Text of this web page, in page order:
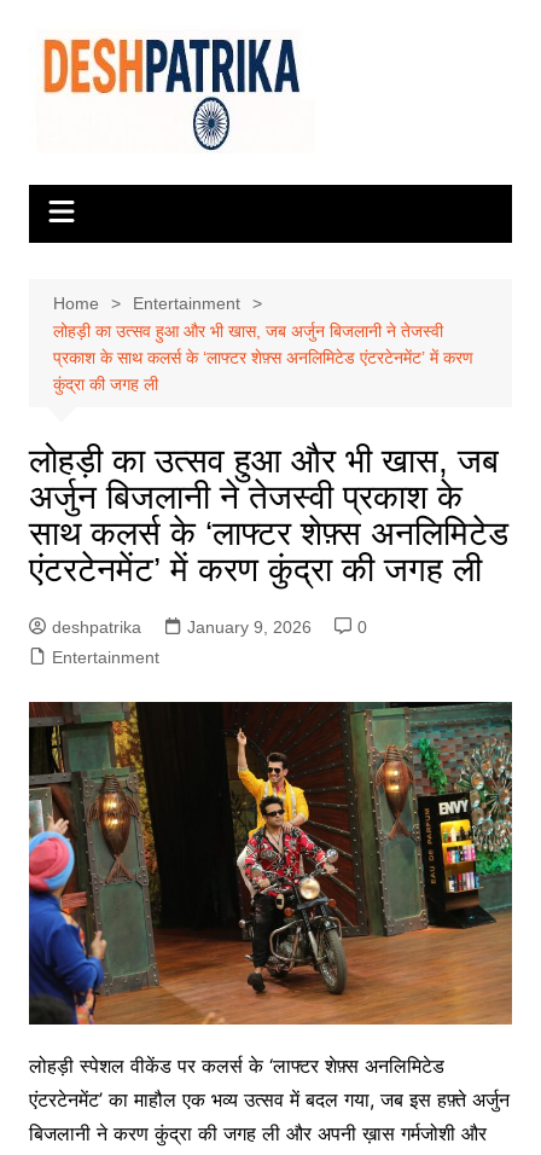
content
Home
Entertainment
लोहड़ी का उत्सव हुआ और भी खास, जब अर्जुन बिजलानी ने तेजस्वी
प्रकाश के साथ कलर्स के ‘लाफ्टर शेफ़्स अनलिमिटेड एंटरटेनमेंट’ में करण
कुंद्रा की जगह ली
लोहड़ी का उत्सव हुआ और भी खास, जब
अर्जुन बिजलानी ने तेजस्वी प्रकाश के
साथ कलर्स के ‘लाफ्टर शेफ़्स अनलिमिटेड
एंटरटेनमेंट’ में करण कुंद्रा की जगह ली
deshpatrika January 9, 2026
0
Entertainment
लोहड़ी स्पेशल वीकेंड पर कलर्स के ‘लाफ्टर शेफ़्स अनलिमिटेड
एंटरटेनमेंट’ का माहौल एक भव्य उत्सव में बदल गया, जब इस हफ़्ते अर्जुन
बिजलानी ने करण कुंद्रा की जगह ली और अपनी ख़ास गर्मजोशी और